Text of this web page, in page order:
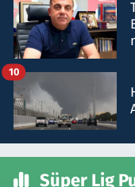
10
Süper Lig